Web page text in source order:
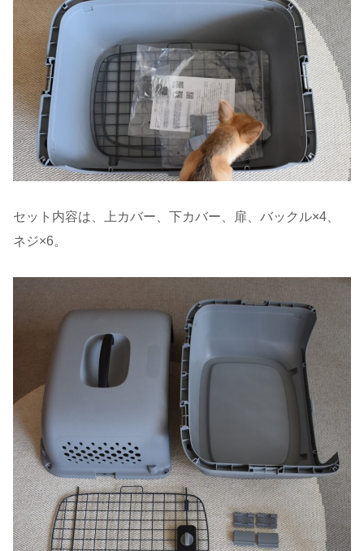
セット内容は、上カバー、下カバー、扉、バックル×4、
ネジ×6。